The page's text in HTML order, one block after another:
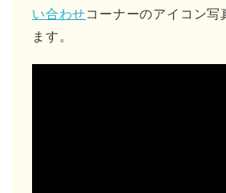
い合わせコーナーのアイコン写
ます。